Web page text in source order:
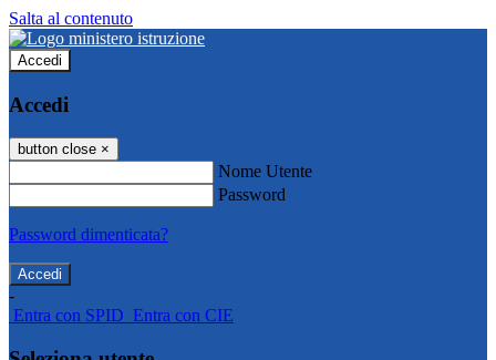
Salta al contenuto
Accedi
Accedi
button close ×
Nome Utente
Password
Password dimenticata?
-
Entra con SPID Entra con CIE